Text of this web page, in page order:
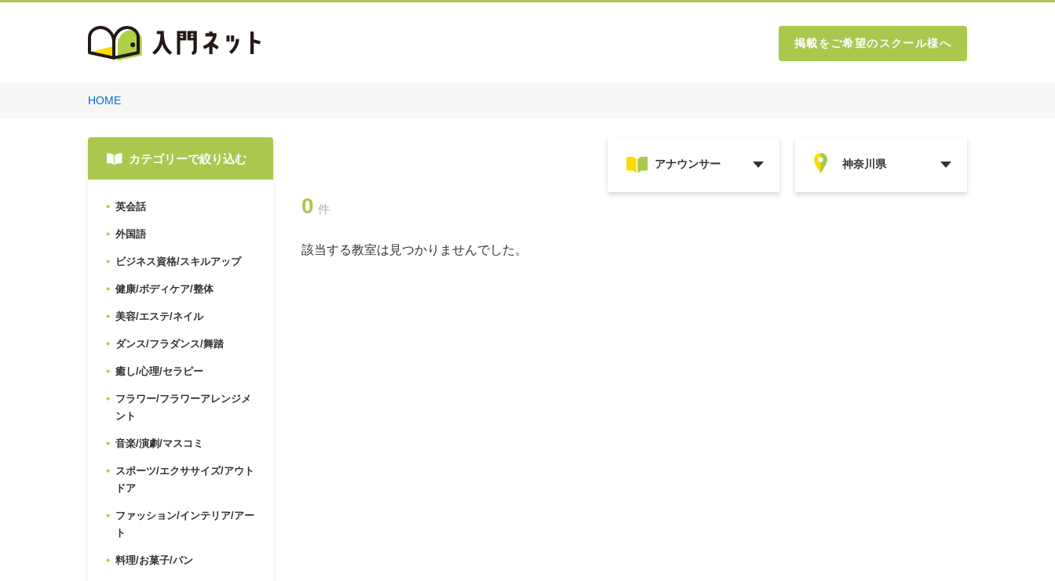
掲載をご希望のスクール様へ
HOME
カテゴリーで絞り込む
英会話
外国語
ビジネス資格/スキルアップ
健康/ボディケア/整体
美容/エステ/ネイル
ダンス/フラダンス/舞踏
癒し/心理/セラピー
フラワー/フラワーアレンジメ
ント
音楽/演劇/マスコミ
スポーツ/エクササイズ/アウト
ドア
ファッション/インテリア/アー
ト
料理/お菓子/パン
0 件
該当する教室は見つかりませんでした。